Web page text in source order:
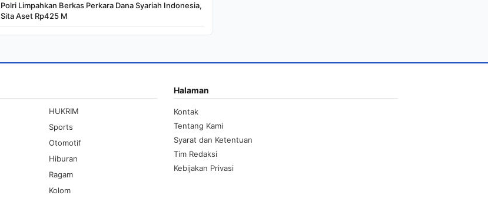
Polri Limpahkan Berkas Perkara Dana Syariah Indonesia,
Sita Aset Rp425 M
HUKRIM
Sports
Otomotif
Hiburan
Ragam
Kolom
Halaman
Kontak
Tentang Kami
Syarat dan Ketentuan
Tim Redaksi
Kebijakan Privasi